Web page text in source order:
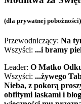
(dla prywatnej pobożności)
Przewodniczący: Na
Wszyści: ...i bramy
Leader: O Matko
Wszyści: ...żywego
Nieba, z pokorą
obfitymi łaskami i